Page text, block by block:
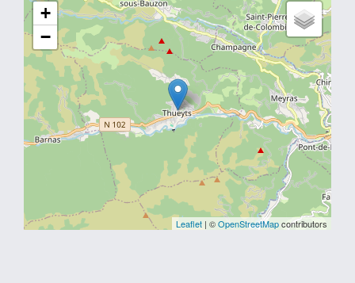
+
−
Leaflet | ©OpenStreetMapcontributors